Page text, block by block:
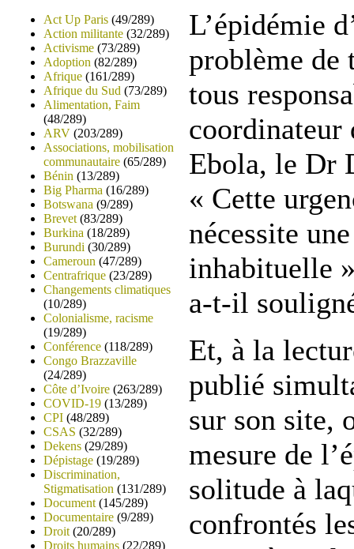
Act Up Paris (49/289)
Action militante (32/289)
Activisme (73/289)
Adoption (82/289)
Afrique (161/289)
Afrique du Sud (73/289)
Alimentation, Faim
(48/289)
ARV (203/289)
Associations, mobilisation
communautaire (65/289)
Bénin (13/289)
Big Pharma (16/289)
Botswana (9/289)
Brevet (83/289)
Burkina (18/289)
Burundi (30/289)
Cameroun (47/289)
Centrafrique (23/289)
Changements climatiques
(10/289)
Colonialisme, racisme
(19/289)
Conférence (118/289)
Congo Brazzaville
(24/289)
Côte d’Ivoire (263/289)
COVID-19 (13/289)
CPI (48/289)
CSAS (32/289)
Dekens (29/289)
Dépistage (19/289)
Discrimination,
Stigmatisation (131/289)
Document (145/289)
Documentaire (9/289)
Droit (20/289)
Droits humains (22/289)
L’épidémie
problème de
tous
coordinateur
Ebola, le Dr
« Cette
nécessite
inhabituelle
a-t-il
Et, à la
publié
sur son site,
mesure de
solitude à
confrontés